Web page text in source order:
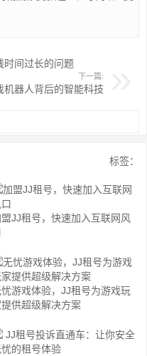
时间过长的问题
下一篇:
机器人背后的智能科技
标签：
JJ租号，快速加入互联网风
游戏体验，JJ租号为游戏玩
提供超级解决方案